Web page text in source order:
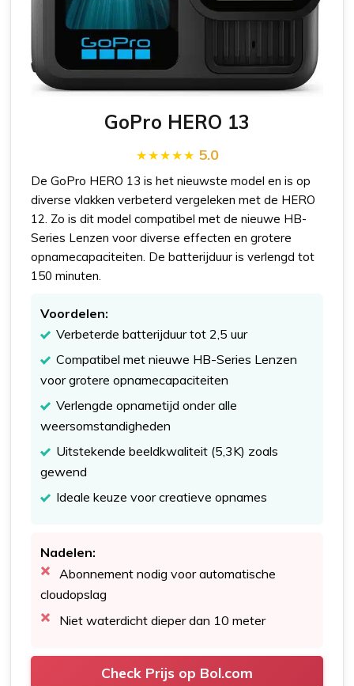
GoPro HERO 13
5.0
De GoPro HERO 13 is het nieuwste model en is op
diverse vlakken verbeterd vergeleken met de HERO
12. Zo is dit model compatibel met de nieuwe HB-
Series Lenzen voor diverse effecten en grotere
opnamecapaciteiten. De batterijduur is verlengd tot
150 minuten.
Voordelen:
Verbeterde batterijduur tot 2,5 uur
Compatibel met nieuwe HB-Series Lenzen
voor grotere opnamecapaciteiten
Verlengde opnametijd onder alle
weersomstandigheden
Uitstekende beeldkwaliteit (5,3K) zoals
gewend
Ideale keuze voor creatieve opnames
Nadelen:
Abonnement nodig voor automatische
cloudopslag
Niet waterdicht dieper dan 10 meter
Check Prijs op Bol.com